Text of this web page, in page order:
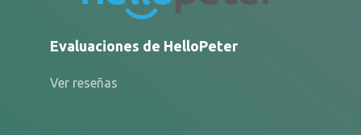
Evaluaciones de HelloPeter
Ver reseñas